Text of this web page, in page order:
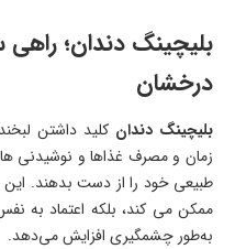
بلیچینگ دندان؛
درخشان
بلیچینگ دندان کلید داشتن
زمان و مصرف غذاها و نوشیدنی
طبیعی خود را از دست بدهند. این
ممکن می کند، بلکه اعتماد به
به‌طور چشمگیری افزایش می‌دهد.